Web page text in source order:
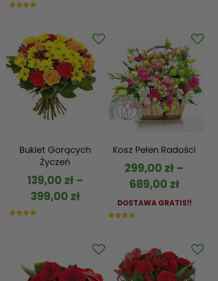
Bukiet Gorących
Życzeń
139,00 zł–
399,00 zł
Kosz Pełen Radości
299,00 zł –
689,00 zł
DOSTAWA GRATIS!!